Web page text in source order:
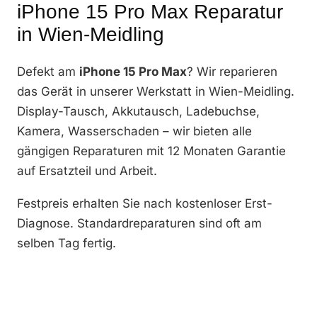
iPhone 15 Pro Max Reparatur
in Wien-Meidling
Defekt am iPhone 15 Pro Max? Wir reparieren
das Gerät in unserer Werkstatt in Wien-Meidling.
Display-Tausch, Akkutausch, Ladebuchse,
Kamera, Wasserschaden – wir bieten alle
gängigen Reparaturen mit 12 Monaten Garantie
auf Ersatzteil und Arbeit.
Festpreis erhalten Sie nach kostenloser Erst-
Diagnose. Standardreparaturen sind oft am
selben Tag fertig.